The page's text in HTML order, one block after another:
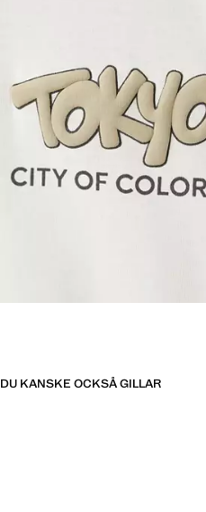
DU KANSKE OCKSÅ GILLAR